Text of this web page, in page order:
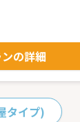
の詳細
タイプ)